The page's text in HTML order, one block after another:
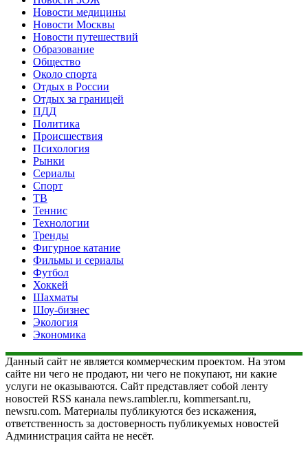
Новости медицины
Новости Москвы
Новости путешествий
Образование
Общество
Около спорта
Отдых в России
Отдых за границей
ПДД
Политика
Происшествия
Психология
Рынки
Сериалы
Спорт
ТВ
Теннис
Технологии
Тренды
Фигурное катание
Фильмы и сериалы
Футбол
Хоккей
Шахматы
Шоу-бизнес
Экология
Экономика
Данный сайт не является коммерческим проектом. На этом
сайте ни чего не продают, ни чего не покупают, ни какие
услуги не оказываются. Сайт представляет собой ленту
новостей RSS канала news.rambler.ru, kommersant.ru,
newsru.com. Материалы публикуются без искажения,
ответственность за достоверность публикуемых новостей
Администрация сайта не несёт.